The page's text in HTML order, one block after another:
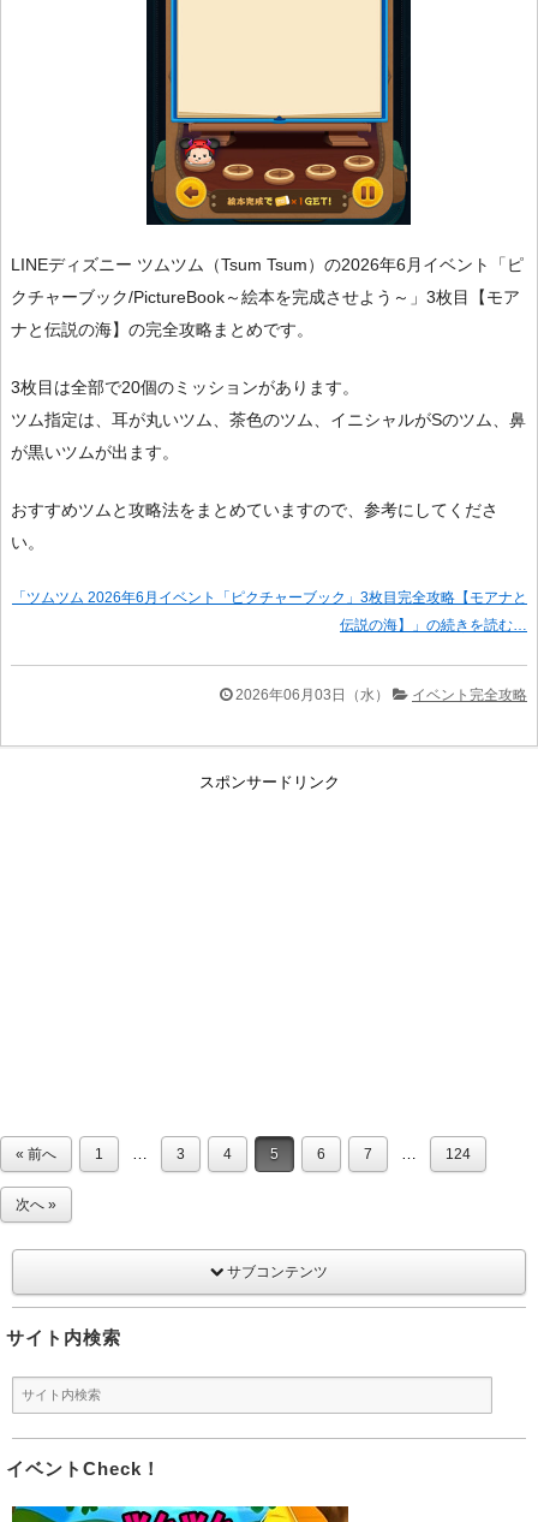
LINEディズニー ツムツム（Tsum Tsum）の2026年6月イベント「ピ
クチャーブック/PictureBook～絵本を完成させよう～」3枚目【モア
ナと伝説の海】の完全攻略まとめです。
3枚目は全部で20個のミッションがあります。
ツム指定は、耳が丸いツム、茶色のツム、イニシャルがSのツム、鼻
が黒いツムが出ます。
おすすめツムと攻略法をまとめていますので、参考にしてくださ
い。
「ツムツム 2026年6月イベント「ピクチャーブック」3枚目完全攻略【モアナと
伝説の海】」の続きを読む…
2026年06月03日（水） イベント完全攻略
スポンサードリンク
« 前へ 1 … 3 4 5 6 7 … 124
次へ »
サブコンテンツ
サイト内検索
イベントCheck！